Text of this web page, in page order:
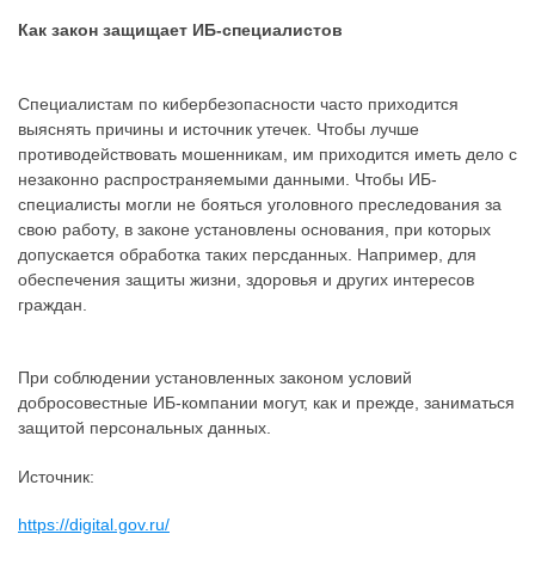
Как закон защищает ИБ-специалистов
Специалистам по кибербезопасности часто приходится
выяснять причины и источник утечек. Чтобы лучше
противодействовать мошенникам, им приходится иметь дело с
незаконно распространяемыми данными. Чтобы ИБ-
специалисты могли не бояться уголовного преследования за
свою работу, в законе установлены основания, при которых
допускается обработка таких персданных. Например, для
обеспечения защиты жизни, здоровья и других интересов
граждан.
При соблюдении установленных законом условий
добросовестные ИБ-компании могут, как и прежде, заниматься
защитой персональных данных.
Источник:
https://digital.gov.ru/